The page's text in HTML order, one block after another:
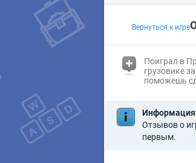
Вернуться к игре
Поиграл в
грузовике
поможешь
Информация
Отзывов о
первым.